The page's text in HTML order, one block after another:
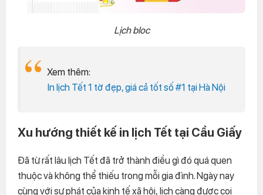
Lịch bloc
Xem thêm:
In lịch Tết 1 tờ đẹp, giá cả tốt số #1 tại Hà Nội
Xu hướng thiết kế in lịch Tết tại Cầu Giấy
Đã từ rất lâu lịch Tết đã trở thành điều gì đó quá quen
thuộc và không thể thiếu trong mỗi gia đình. Ngày nay
cùng với sự phát của kinh tế xã hội, lịch càng được coi